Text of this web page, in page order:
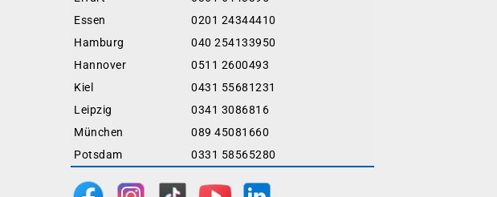
Essen
0201 24344410
Hamburg
040 254133950
Hannover
0511 2600493
Kiel
0431 55681231
Leipzig
0341 3086816
München
089 45081660
Potsdam
0331 58565280